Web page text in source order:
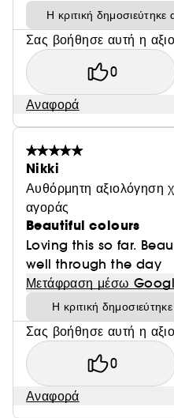
Η κριτική
Σας βοήθησε αυτή η
0
Αναφορά
Nikki
Αυθόρμητη αξιολόγηση
αγοράς
Beautiful colours
Loving this so far.
well through the day
Μετάφραση μέσω
Η κριτική
Σας βοήθησε αυτή η
0
Αναφορά